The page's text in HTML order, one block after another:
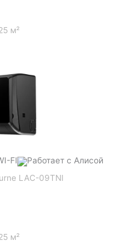
м²
LAC-09TNI
м²